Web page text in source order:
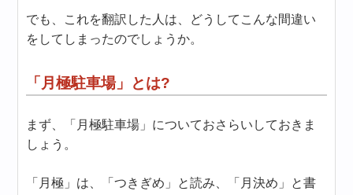
でも、これを翻訳した人は、どうしてこんな間違い
をしてしまったのでしょうか。
「月極駐車場」とは?
まず、「月極駐車場」についておさらいしておきま
しょう。
「月極」は、「つきぎめ」と読み、「月決め」と書